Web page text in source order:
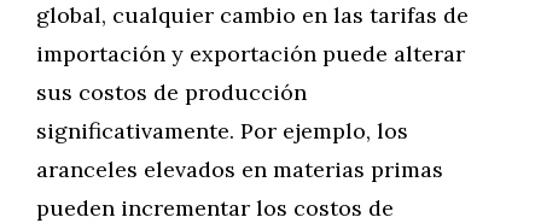
global, cualquier cambio en las tarifas de
importación y exportación puede alterar
sus costos de producción
significativamente. Por ejemplo, los
aranceles elevados en materias primas
pueden incrementar los costos de